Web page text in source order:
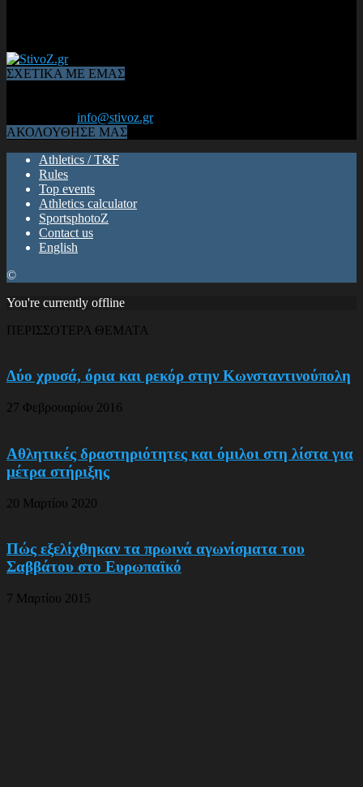
ΣΧΕΤΙΚΑ ΜΕ ΕΜΑΣ
info@stivoz.gr
ΑΚΟΛΟΥΘΗΣΕ ΜΑΣ
Athletics / T&F
Rules
Top events
Athletics calculator
SportsphotoZ
Contact us
English
©
You're currently offline
ΠΕΡΙΣΣΟΤΕΡΑ ΘΕΜΑΤΑ
Δύο χρυσά, όρια και ρεκόρ στην Κωνσταντινούπολη
27 Φεβρουαρίου 2016
Αθλητικές δραστηριότητες και όμιλοι στη λίστα για
μέτρα στήριξης
20 Μαρτίου 2020
Πώς εξελίχθηκαν τα πρωινά αγωνίσματα του
Σαββάτου στο Ευρωπαϊκό
7 Μαρτίου 2015